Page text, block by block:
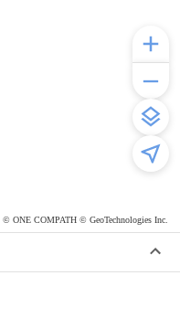
© ONE COMPATH © GeoTechnologies Inc.